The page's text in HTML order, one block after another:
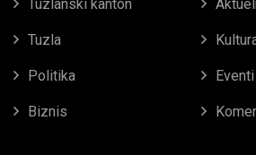
Tuzlanski kanton
Tuzla
Politika Eventi
Biznis